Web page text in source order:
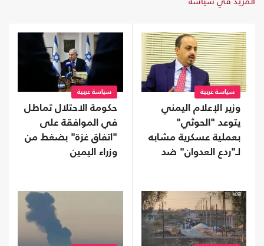
سياسة عربية
وزير الإعلام اليمني
يتوعد "الحوثي"
بعملية عسكرية مشابه
لـ"ردع العدوان" ضد
سياسة عربية
حكومة الاحتلال تماطل
في الموافقة على
"اتفاق غزة" بضغط من
وزراء اليمين